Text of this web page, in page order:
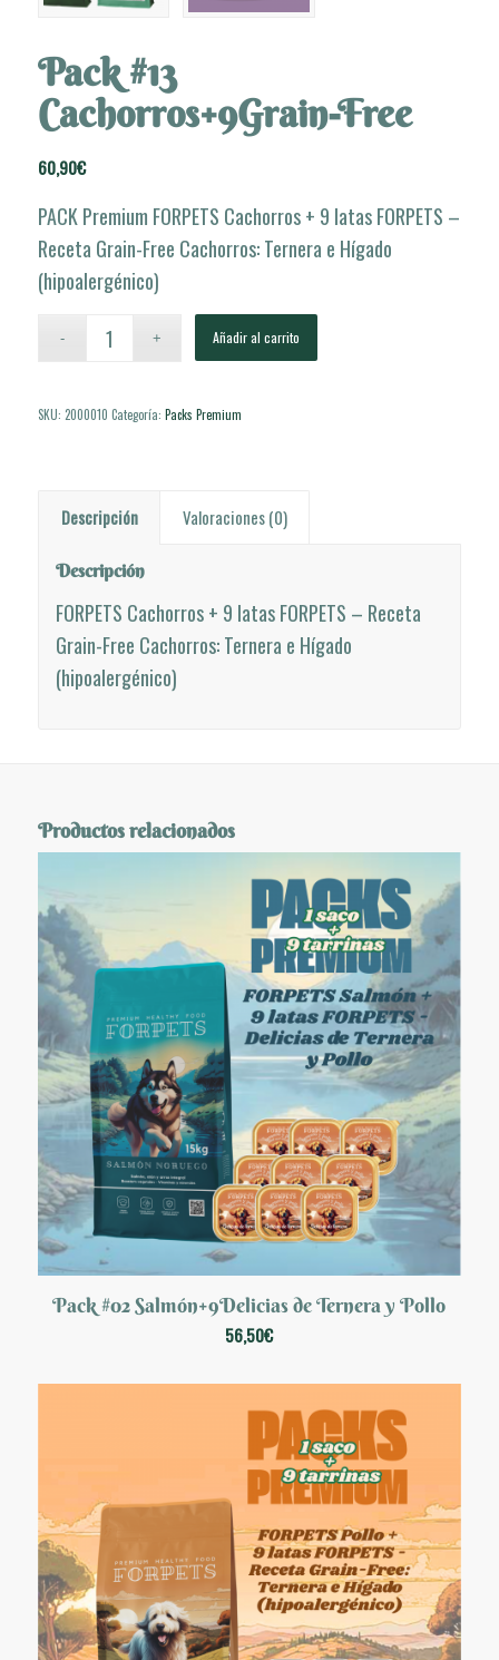
Pack #13
Cachorros+9Grain-Free
60,90€
PACK Premium FORPETS Cachorros + 9 latas FORPETS –
Receta Grain-Free Cachorros: Ternera e Hígado
(hipoalergénico)
Añadir al carrito
SKU: 2000010 Categoría: Packs Premium
Descripción Valoraciones (0)
Descripción
FORPETS Cachorros + 9 latas FORPETS – Receta
Grain-Free Cachorros: Ternera e Hígado
(hipoalergénico)
Productos relacionados
Pack #02 Salmón+9Delicias de Ternera y Pollo
56,50€